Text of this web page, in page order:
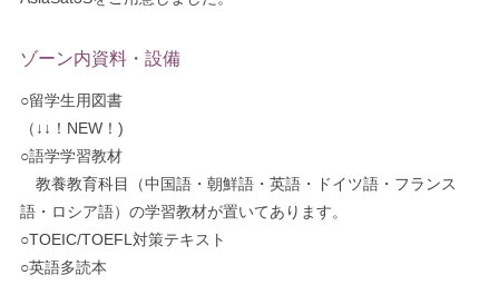
ゾーン内資料・設備
○留学生用図書
（↓↓！NEW！)
○語学学習教材
教養教育科目（中国語・朝鮮語・英語・ドイツ語・フランス
語・ロシア語）の学習教材が置いてあります。
○TOEIC/TOEFL対策テキスト
○英語多読本